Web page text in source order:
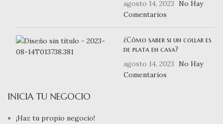
agosto 14, 2023
No Hay
Comentarios
¿Cómo saber si un collar es
de plata en casa?
agosto 14, 2023
No Hay
Comentarios
INICIA TU NEGOCIO
¡Haz tu propio negocio!